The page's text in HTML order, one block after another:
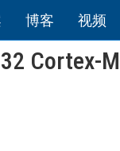
博客 视频
Cortex-